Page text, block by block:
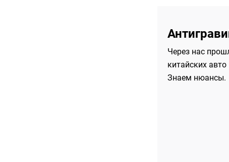
Через нас
китайских авто
Знаем нюансы.